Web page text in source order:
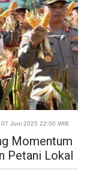
Juni 2025 22:00 WIB
Momentum
Petani Lokal